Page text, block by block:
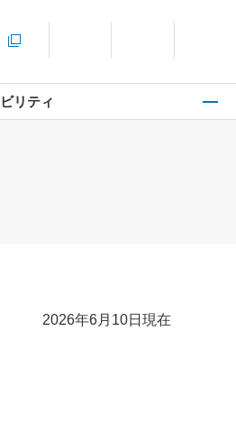
ドウを開きます
切り替えメニューを開く
2026年6月10日現在
リティ